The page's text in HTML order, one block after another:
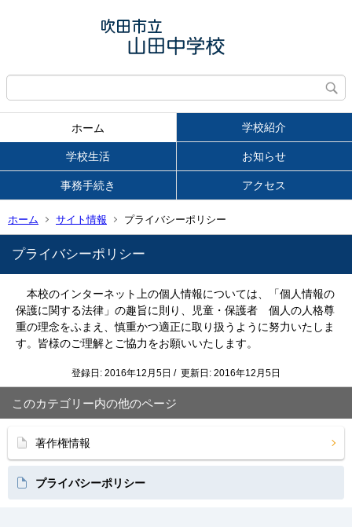
ホーム 学校紹介
学校生活 お知らせ
事務手続き アクセス
ホーム サイト情報 プライバシーポリシー
プライバシーポリシー
本校のインターネット上の個人情報については、「個人情報の
保護に関する法律」の趣旨に則り、児童・保護者 個人の人格尊
重の理念をふまえ、慎重かつ適正に取り扱うように努力いたしま
す。 皆様のご理解とご協力をお願いいたします。
登録日: 2016年12月5日 / 更新日: 2016年12月5日
このカテゴリー内の他のページ
著作権情報
プライバシーポリシー